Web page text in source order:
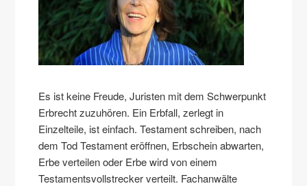
Es ist keine Freude, Juristen mit dem Schwerpunkt
Erbrecht zuzuhören. Ein Erbfall, zerlegt in
Einzelteile, ist einfach. Testament schreiben, nach
dem Tod Testament eröffnen, Erbschein abwarten,
Erbe verteilen oder Erbe wird von einem
Testamentsvollstrecker verteilt. Fachanwälte